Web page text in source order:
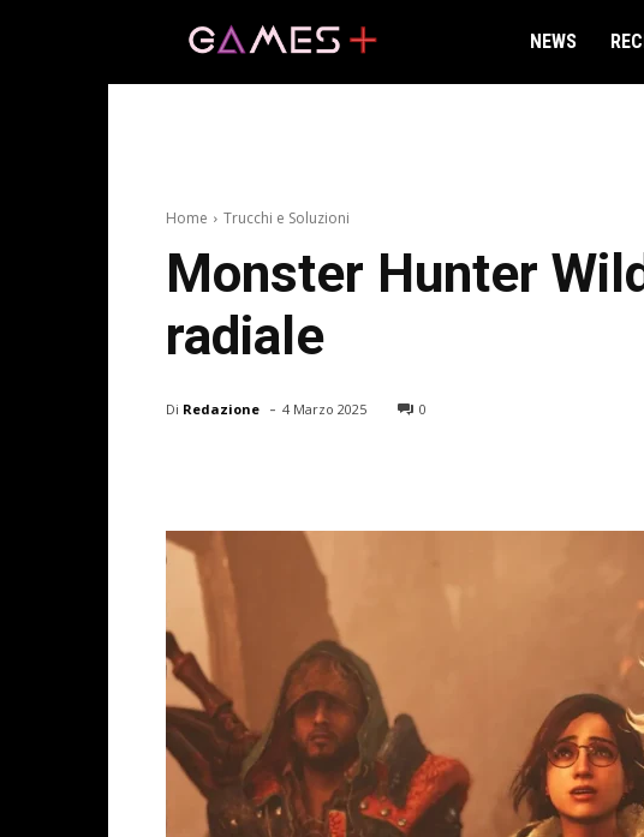
NEWS
Home Trucchi e Soluzioni
Monster Hunter
radiale
Di Redazione - 4 Marzo 2025 0